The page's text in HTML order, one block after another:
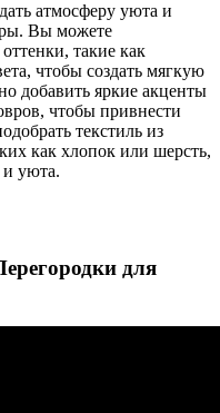
атмосферу уюта и
Вы можете
такие как
чтобы создать мягкую
добавить яркие акценты
чтобы привнести
текстиль из
как хлопок или шерсть,
и уюта.
для